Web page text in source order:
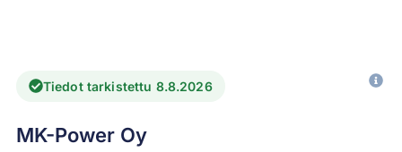
Tiedot tarkistettu 8.8.2026
MK-Power Oy